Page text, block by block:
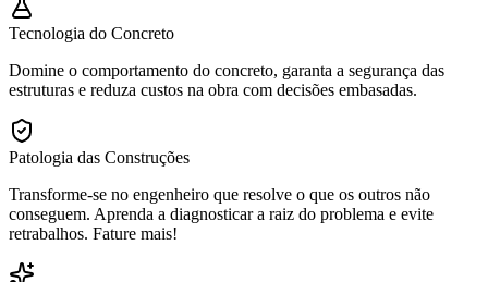
Tecnologia do Concreto
Domine o comportamento do concreto, garanta a segurança das
estruturas e reduza custos na obra com decisões embasadas.
Patologia das Construções
Transforme-se no engenheiro que resolve o que os outros não
conseguem. Aprenda a diagnosticar a raiz do problema e evite
retrabalhos. Fature mais!